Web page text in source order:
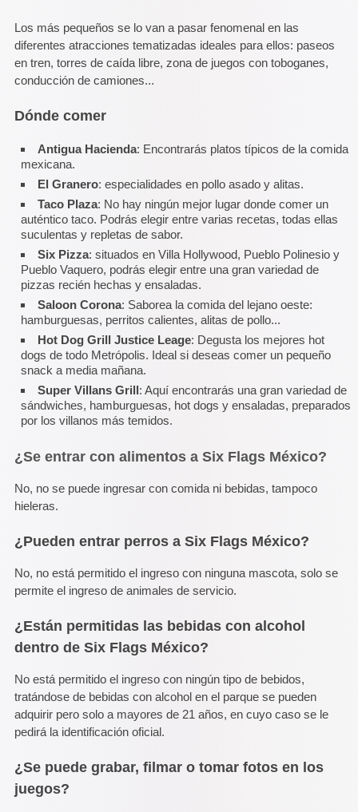
Los más pequeños se lo van a pasar fenomenal en las
diferentes atracciones tematizadas ideales para ellos: paseos
en tren, torres de caída libre, zona de juegos con toboganes,
conducción de camiones...
Dónde comer
Antigua Hacienda: Encontrarás platos típicos de la comida
mexicana.
El Granero: especialidades en pollo asado y alitas.
Taco Plaza: No hay ningún mejor lugar donde comer un
auténtico taco. Podrás elegir entre varias recetas, todas ellas
suculentas y repletas de sabor.
Six Pizza: situados en Villa Hollywood, Pueblo Polinesio y
Pueblo Vaquero, podrás elegir entre una gran variedad de
pizzas recién hechas y ensaladas.
Saloon Corona: Saborea la comida del lejano oeste:
hamburguesas, perritos calientes, alitas de pollo...
Hot Dog Grill Justice Leage: Degusta los mejores hot
dogs de todo Metrópolis. Ideal si deseas comer un pequeño
snack a media mañana.
Super Villans Grill: Aquí encontrarás una gran variedad de
sándwiches, hamburguesas, hot dogs y ensaladas, preparados
por los villanos más temidos.
¿Se entrar con alimentos a Six Flags México?
No, no se puede ingresar con comida ni bebidas, tampoco
hieleras.
¿Pueden entrar perros a Six Flags México?
No, no está permitido el ingreso con ninguna mascota, solo se
permite el ingreso de animales de servicio.
¿Están permitidas las bebidas con alcohol
dentro de Six Flags México?
No está permitido el ingreso con ningún tipo de bebidos,
tratándose de bebidas con alcohol en el parque se pueden
adquirir pero solo a mayores de 21 años, en cuyo caso se le
pedirá la identificación oficial.
¿Se puede grabar, filmar o tomar fotos en los
juegos?